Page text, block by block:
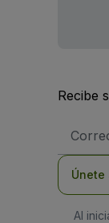
Recibe
de
Únete
Al